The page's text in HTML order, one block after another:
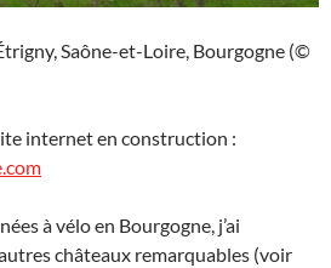
Saône-et-Loire, Bourgogne (©
internet en construction :
à vélo en Bourgogne, j’ai
châteaux remarquables (voir